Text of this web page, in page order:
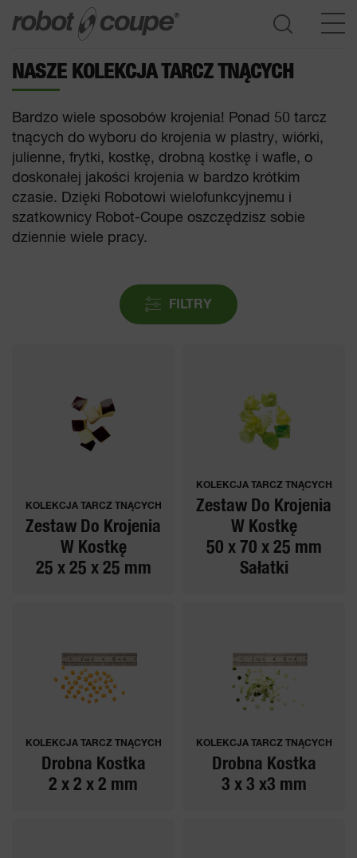
NASZE KOLEKCJA TARCZ TNĄCYCH
Bardzo wiele sposobów krojenia! Ponad 50 tarcz
tnących do wyboru do krojenia w plastry, wiórki,
julienne, frytki, kostkę, drobną kostkę i wafle, o
doskonałej jakości krojenia w bardzo krótkim
czasie. Dzięki Robotowi wielofunkcyjnemu i
szatkownicy Robot-Coupe oszczędzisz sobie
dziennie wiele pracy.
FILTRY
KOLEKCJA TARCZ TNĄCYCH
Zestaw Do Krojenia
W Kostkę
25 x 25 x 25 mm
KOLEKCJA TARCZ TNĄCYCH
Zestaw Do Krojenia
W Kostkę
50 x 70 x 25 mm
Sałatki
KOLEKCJA TARCZ TNĄCYCH
Drobna Kostka
2 x 2 x 2 mm
KOLEKCJA TARCZ TNĄCYCH
Drobna Kostka
3 x 3 x3 mm
Dostęp do przewodnika wyboru